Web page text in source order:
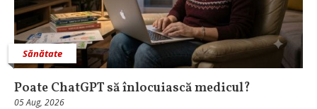
Sănătate
Poate ChatGPT să înlocuiască medicul?
05 Aug, 2026